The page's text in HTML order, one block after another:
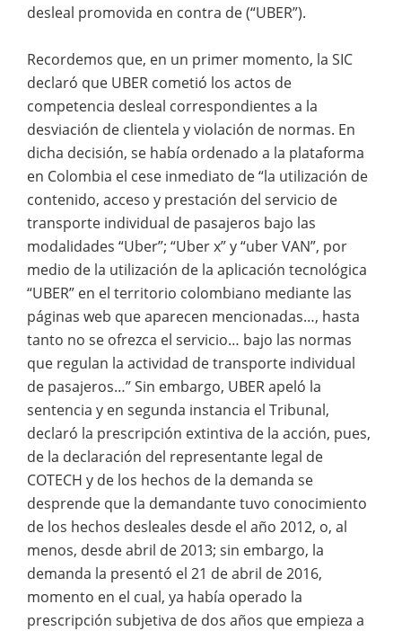
desleal promovida en contra de (“UBER”).
Recordemos que, en un primer momento, la SIC
declaró que UBER cometió los actos de
competencia desleal correspondientes a la
desviación de clientela y violación de normas. En
dicha decisión, se había ordenado a la plataforma
en Colombia el cese inmediato de “la utilización de
contenido, acceso y prestación del servicio de
transporte individual de pasajeros bajo las
modalidades “Uber”; “Uber x” y “uber VAN”, por
medio de la utilización de la aplicación tecnológica
“UBER” en el territorio colombiano mediante las
páginas web que aparecen mencionadas…, hasta
tanto no se ofrezca el servicio… bajo las normas
que regulan la actividad de transporte individual
de pasajeros…” Sin embargo, UBER apeló la
sentencia y en segunda instancia el Tribunal,
declaró la prescripción extintiva de la acción, pues,
de la declaración del representante legal de
COTECH y de los hechos de la demanda se
desprende que la demandante tuvo conocimiento
de los hechos desleales desde el año 2012, o, al
menos, desde abril de 2013; sin embargo, la
demanda la presentó el 21 de abril de 2016,
momento en el cual, ya había operado la
prescripción subjetiva de dos años que empieza a